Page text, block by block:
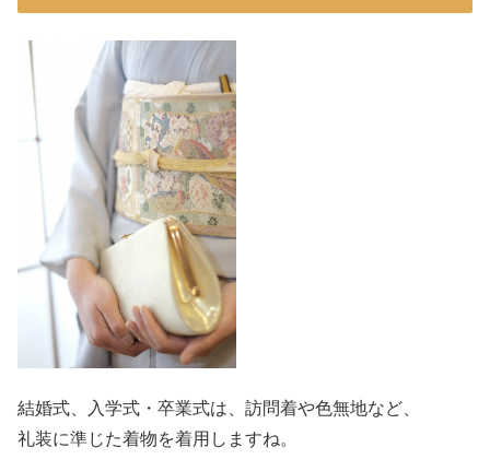
結婚式、入学式・卒業式は、訪問着や色無地など、
礼装に準じた着物を着用しますね。